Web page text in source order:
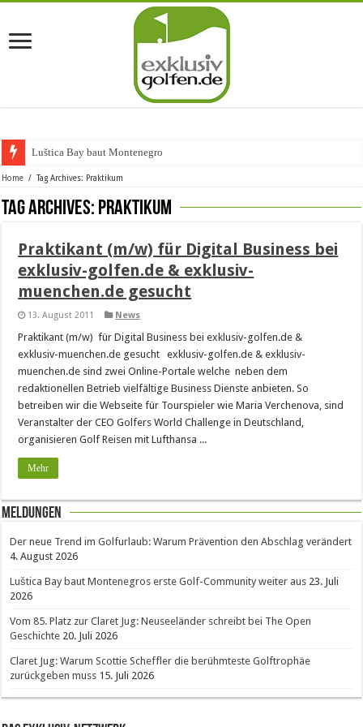
Luštica Bay baut Montenegros er
Home / Tag Archives: Praktikum
Tag Archives: Praktikum
Praktikant (m/w) für Digital Business bei
exklusiv-golfen.de & exklusiv-
muenchen.de gesucht
13. August 2011 News
Praktikant (m/w) für Digital Business bei exklusiv-golfen.de &
exklusiv-muenchen.de gesucht exklusiv-golfen.de & exklusiv-
muenchen.de sind zwei Online-Portale welche neben dem
redaktionellen Betrieb vielfältige Business Dienste anbieten. So
betreiben wir die Webseite für Tourspieler wie Maria Verchenova, sind
Veranstalter der CEO Golfers World Challenge in Deutschland,
organisieren Golf Reisen mit Lufthansa ...
Mehr
Meldungen
Der neue Trend im Golfurlaub: Warum Prävention den Abschlag verändert
4. August 2026
Luštica Bay baut Montenegros erste Golf-Community weiter aus 23. Juli
2026
Vom 85. Platz zur Claret Jug: Neuseeländer schreibt bei The Open
Geschichte 20. Juli 2026
Claret Jug: Warum Scottie Scheffler die berühmteste Golftrophäe
zurückgeben muss 15. Juli 2026